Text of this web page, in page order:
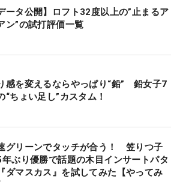
ータ公開】ロフト32度以上の”止まるア
ン”の試打評価一覧
感を変えるならやっぱり“鉛” 鉛女子7
“ちょい足し”カスタム！
グリーンでタッチが合う！ 笠りつ子
ぶり優勝で話題の木目インサートパタ
ダマスカス』を試してみた【やってみ